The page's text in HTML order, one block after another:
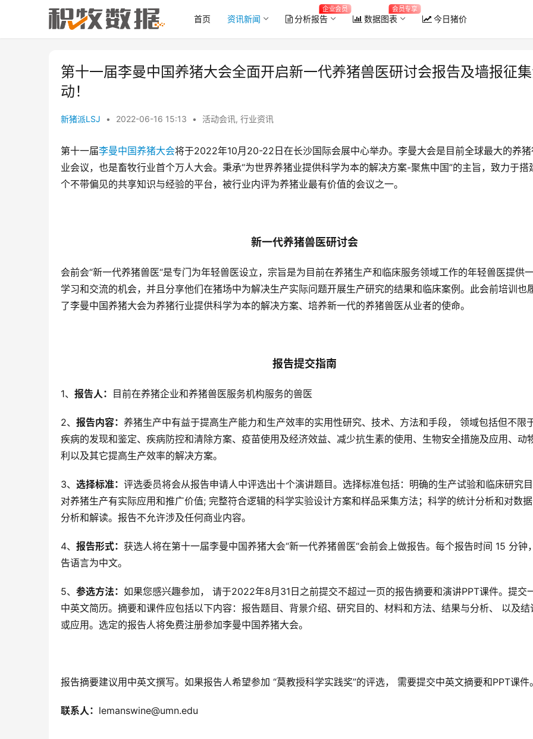
首页 资讯新闻 分析报告
企业会员
数据图表
会员专享
今日猪价
第十一届李曼中国养猪大会全面开启新一代养猪兽医研讨会报告及墙报征
动！
新猪派LSJ • 2022-06-16 15:13 • 活动会讯, 行业资讯
第十一届李曼中国养猪大会将于2022年10月20-22日在长沙国际会展中心举办。李曼大会是目前全球最大的养
业会议，也是畜牧行业首个万人大会。秉承“为世界养猪业提供科学为本的解决方案-聚焦中国”的主旨，致力于搭
个不带偏见的共享知识与经验的平台，被行业内评为养猪业最有价值的会议之一。
新一代养猪兽医研讨会
会前会“新一代养猪兽医“是专门为年轻兽医设立，宗旨是为目前在养猪生产和临床服务领域工作的年轻兽医提供
学习和交流的机会，并且分享他们在猪场中为解决生产实际问题开展生产研究的结果和临床案例。此会前培训也
了李曼中国养猪大会为养猪行业提供科学为本的解决方案、培养新一代的养猪兽医从业者的使命。
报告提交指南
1、 报告人： 目前在养猪企业和养猪兽医服务机构服务的兽医
2、 报告内容： 养猪生产中有益于提高生产能力和生产效率的实用性研究、技术、方法和手段， 领域包括但不限
疾病的发现和鉴定、疾病防控和清除方案、疫苗使用及经济效益、减少抗生素的使用、生物安全措施及应用、动
利以及其它提高生产效率的解决方案。
3、 选择标准： 评选委员将会从报告申请人中评选出十个演讲题目。选择标准包括：明确的生产试验和临床研究
对养猪生产有实际应用和推广价值; 完整符合逻辑的科学实验设计方案和样品采集方法；科学的统计分析和对数
分析和解读。报告不允许涉及任何商业内容。
4、 报告形式： 获选人将在第十一届李曼中国养猪大会“新一代养猪兽医“会前会上做报告。每个报告时间 15 分钟
告语言为中文。
5、 参选方法： 如果您感兴趣参加， 请于2022年8月31日之前提交不超过一页的报告摘要和演讲PPT课件。提交
中英文简历。摘要和课件应包括以下内容：报告题目、背景介绍、研究目的、材料和方法、结果与分析、 以及结
或应用。选定的报告人将免费注册参加李曼中国养猪大会。
报告摘要建议用中英文撰写。如果报告人希望参加 “莫教授科学实践奖”的评选， 需要提交中英文摘要和PPT课件
联系人： lemanswine@umn.edu